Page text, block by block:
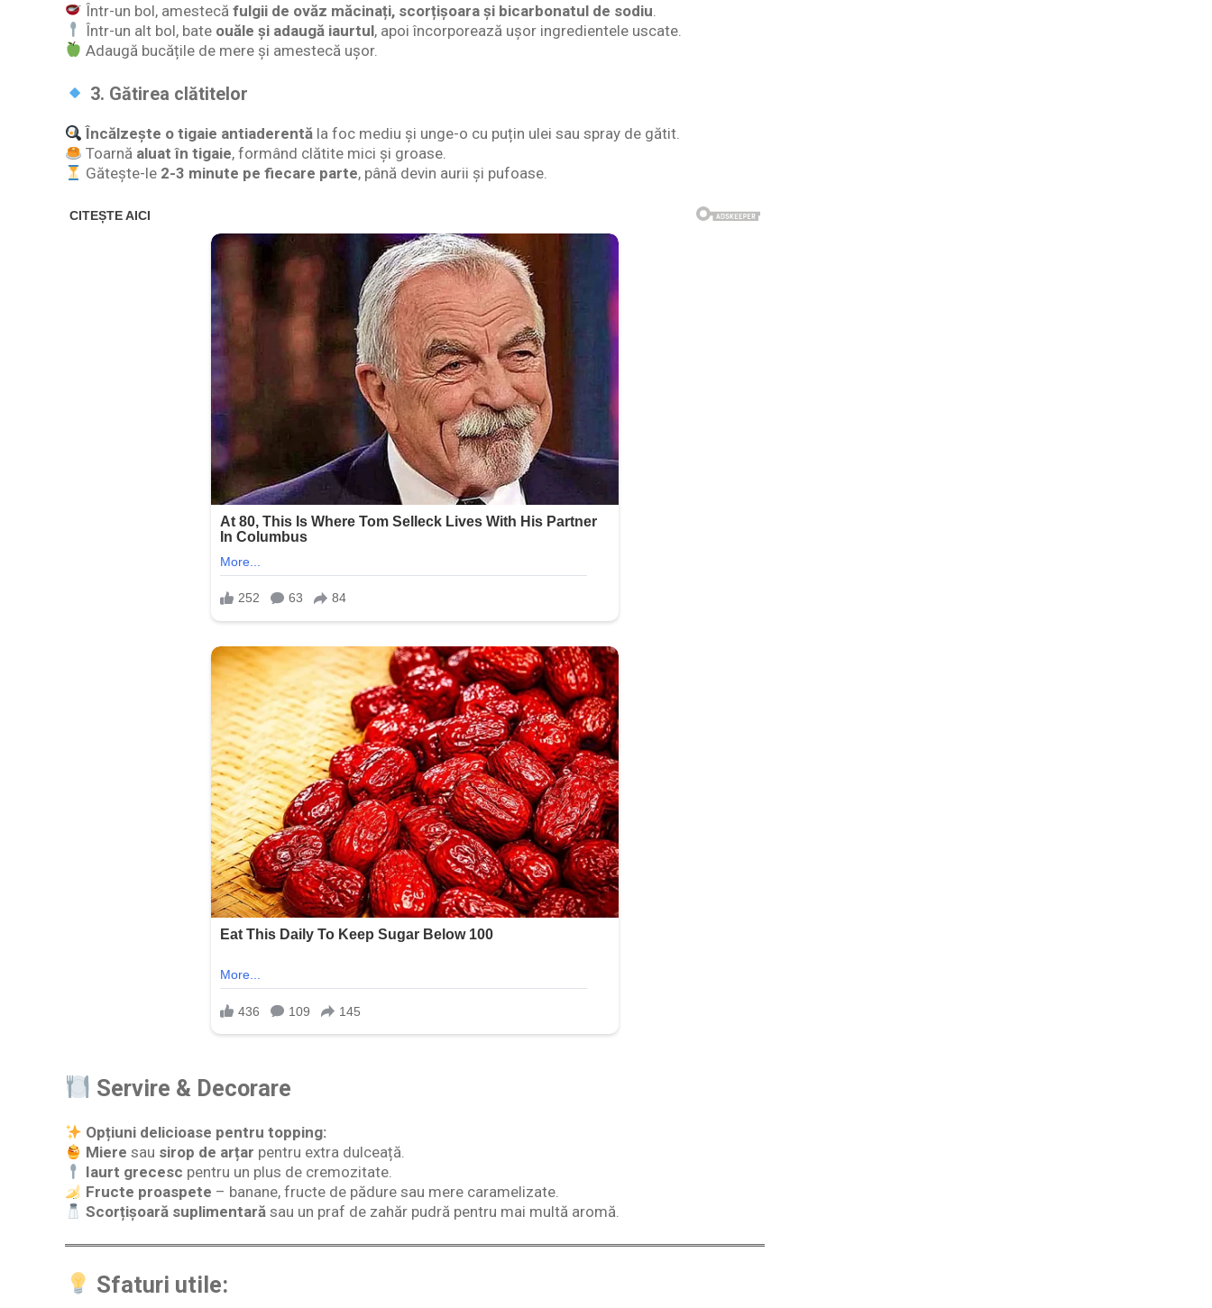
Într-un bol, amestecăfulgii de ovăz măcinați, scorțișoara și bicarbonatul de sodiu
Într-un alt bol, bate ouăle și adaugă iaurtul, apoi încorporează ușor ingredientele uscate.
Adaugă bucățile de mere și amestecă ușor.
3. Gătirea clătitelor
Încălzește o tigaie antiaderentă la foc mediu și unge-o cu puțin ulei sau spray de gătit.
Toarnă aluat în tigaie, formând clătite mici și groase.
Gătește-le 2-3 minute pe fiecare parte, până devin aurii și pufoase.
Servire & Decorare
Opțiuni delicioase pentru topping:
Miere sau sirop de arțar pentru extra dulceață.
Iaurt grecesc pentru un plus de cremozitate.
Fructe proaspete – banane, fructe de pădure sau mere caramelizate.
Scorțișoară suplimentară sau un praf de zahăr pudră pentru mai multă aromă.
Sfaturi utile: